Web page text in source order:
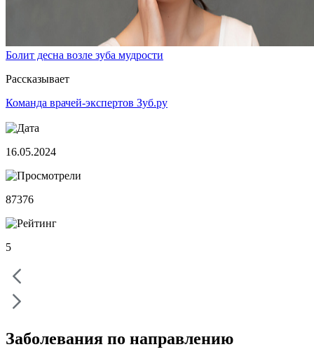
Болит десна возле зуба мудрости
Рассказывает
Команда врачей-экспертов Зуб.ру
16.05.2024
87376
5
Заболевания по направлению